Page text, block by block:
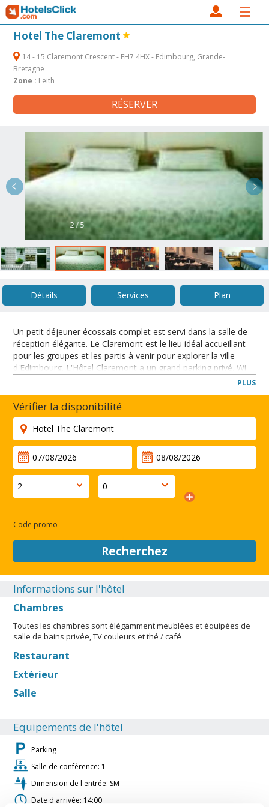
Hotel The Claremont
14 - 15 Claremont Crescent - EH7 4HX - Edimbourg, Grande-
Bretagne
Zone : Leith
RÉSERVER
2 / 5
Détails Services Plan
Un petit déjeuner écossais complet est servi dans la salle de
réception élégante. Le Claremont est le lieu idéal accueillant
pour les groupes et les partis à venir pour explorer la ville
d'Edimbourg. L'Hôtel Claremont a un grand parking privé. Wi-
calme et verdoyant. Il ya un excellent service de bus
permettant aux visiteurs d'accéder rapidement à toutes les
attractions.
FERMER
PLUS
Vérifier la disponibilité
Code promo
Recherchez
Informations sur l'hôtel
Chambres
Toutes les chambres sont élégamment meublées et équipées de
salle de bains privée, TV couleurs et thé / café
Restaurant
Extérieur
Salle
Equipements de l'hôtel
Parking
Salle de conférence: 1
Dimension de l'entrée: SM
Date d'arrivée: 14:00